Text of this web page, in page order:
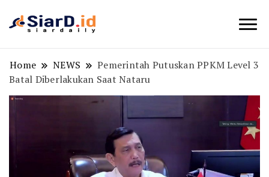
Home NEWS
Pemerintah Putuskan PPKM Level 3
Batal Diberlakukan Saat Nataru